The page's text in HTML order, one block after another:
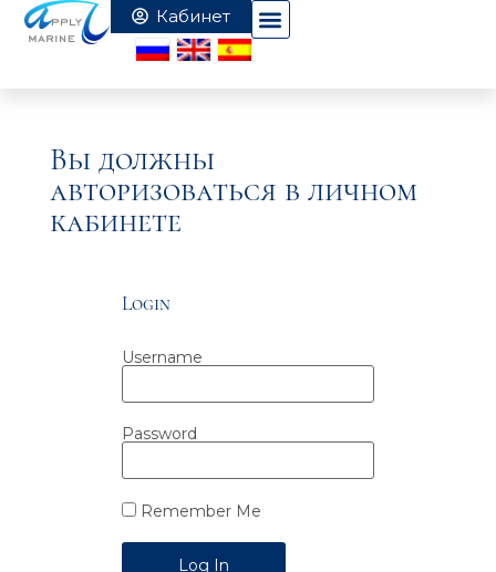
Вы должны
авторизоваться в личном
кабинете
Login
Username
Password
Remember Me